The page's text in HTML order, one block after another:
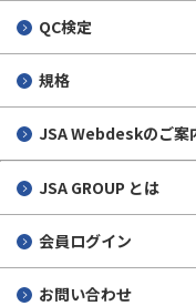
QC検定
規格
JSA Webdeskのご案
JSA GROUP とは
会員ログイン
お問い合わせ